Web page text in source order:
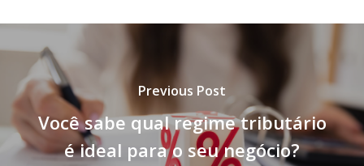
Previous Post
Você sabe qual regime tributário
é ideal para o seu negócio?